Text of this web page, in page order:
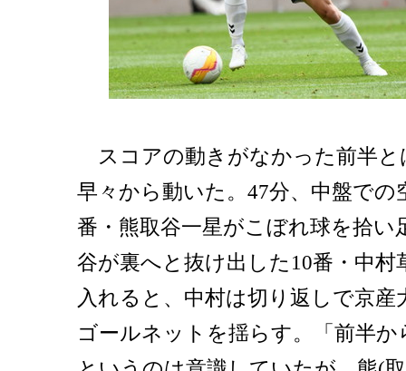
スコアの動きがなかった前半と
早々から動いた。47分、中盤での
番・熊取谷一星がこぼれ球を拾い
谷が裏へと抜け出した10番・中
入れると、中村は切り返しで京
ゴールネットを揺らす。「前半